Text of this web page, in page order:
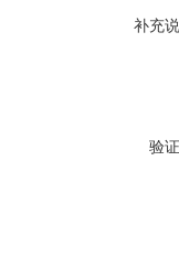
补充
验